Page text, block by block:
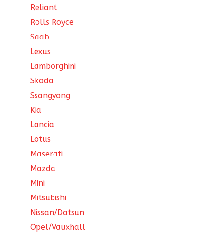
Reliant
Rolls Royce
Saab
Lexus
Lamborghini
Skoda
Ssangyong
Kia
Lancia
Lotus
Maserati
Mazda
Mini
Mitsubishi
Nissan/Datsun
Opel/Vauxhall